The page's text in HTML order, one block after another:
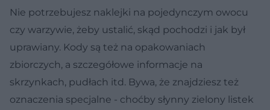
Nie potrzebujesz naklejki na pojedynczym owocu
czy warzywie, żeby ustalić, skąd pochodzi i jak był
uprawiany. Kody są też na opakowaniach
zbiorczych, a szczegółowe informacje na
skrzynkach, pudłach itd. Bywa, że znajdziesz też
oznaczenia specjalne - choćby słynny zielony listek